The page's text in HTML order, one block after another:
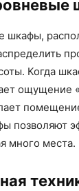
шкафы,
Когда
ощущение
позволяют
много места.